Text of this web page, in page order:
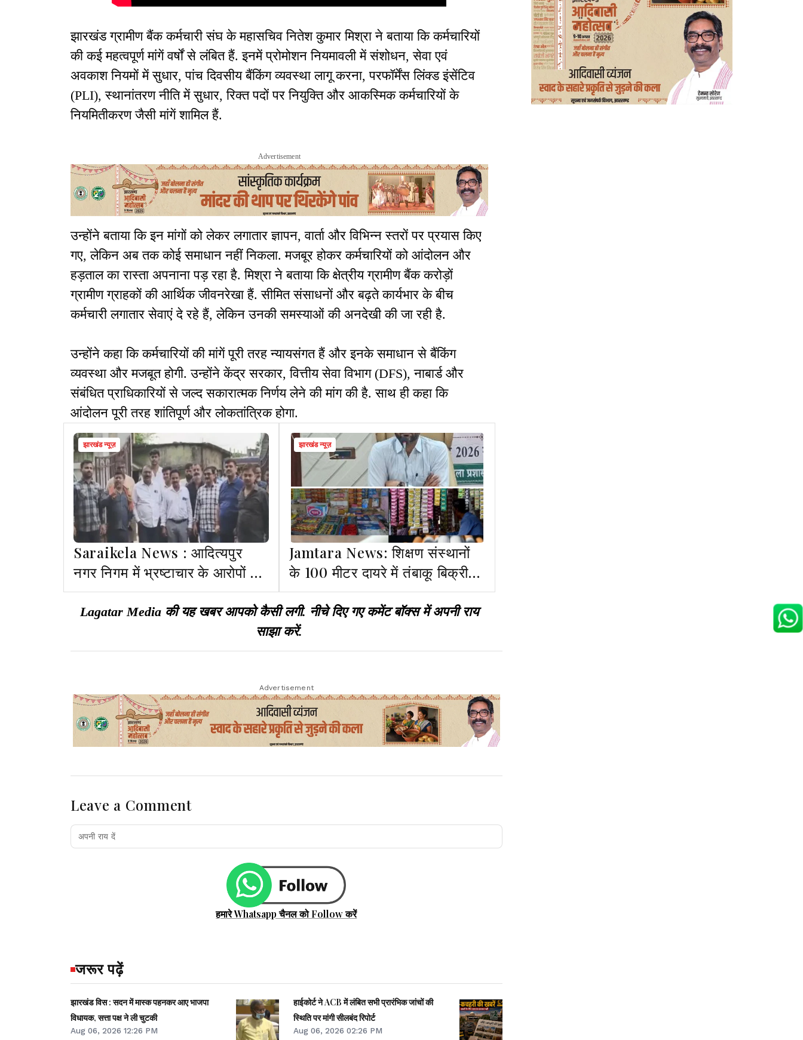
झारखंड ग्रामीण बैंक कर्मचारी संघ के महासचिव नितेश कुमार मिश्रा ने बताया कि कर्मचारियों
की कई महत्वपूर्ण मांगें वर्षों से लंबित हैं. इनमें प्रोमोशन नियमावली में संशोधन, सेवा एवं
अवकाश नियमों में सुधार, पांच दिवसीय बैंकिंग व्यवस्था लागू करना, परफॉर्मेंस लिंक्ड इंसेंटिव
(PLI), स्थानांतरण नीति में सुधार, रिक्त पदों पर नियुक्ति और आकस्मिक कर्मचारियों के
नियमितीकरण जैसी मांगें शामिल हैं.
Advertisement
उन्होंने बताया कि इन मांगों को लेकर लगातार ज्ञापन, वार्ता और विभिन्न स्तरों पर प्रयास किए
गए, लेकिन अब तक कोई समाधान नहीं निकला. मजबूर होकर कर्मचारियों को आंदोलन और
हड़ताल का रास्ता अपनाना पड़ रहा है. मिश्रा ने बताया कि क्षेत्रीय ग्रामीण बैंक करोड़ों
ग्रामीण ग्राहकों की आर्थिक जीवनरेखा हैं. सीमित संसाधनों और बढ़ते कार्यभार के बीच
कर्मचारी लगातार सेवाएं दे रहे हैं, लेकिन उनकी समस्याओं की अनदेखी की जा रही है.
उन्होंने कहा कि कर्मचारियों की मांगें पूरी तरह न्यायसंगत हैं और इनके समाधान से बैंकिंग
व्यवस्था और मजबूत होगी. उन्होंने केंद्र सरकार, वित्तीय सेवा विभाग (DFS), नाबार्ड और
संबंधित प्राधिकारियों से जल्द सकारात्मक निर्णय लेने की मांग की है. साथ ही कहा कि
आंदोलन पूरी तरह शांतिपूर्ण और लोकतांत्रिक होगा.
झारखंड न्यूज़
Saraikela News : आदित्यपुर
नगर निगम में भ्रष्टाचार के आरोपों से
मचा बवाल, 30 संवेदक आंदोलन पर
झारखंड न्यूज़
Jamtara News: शिक्षण संस्थानों
के 100 मीटर दायरे में तंबाकू बिक्री
पर सख्ती, DC ने दिए निर्देश
Lagatar Media की यह खबर आपको कैसी लगी. नीचे दिए गए कमेंट बॉक्स में अपनी राय
साझा करें.
Advertisement
Leave a Comment
हमारे Whatsapp चैनल को Follow करें
जरूर पढ़ें
झारखंड विस : सदन में मास्क पहनकर आए भाजपा
विधायक, सत्ता पक्ष ने ली चुटकी
Aug 06, 2026 12:26 PM
हाईकोर्ट ने ACB में लंबित सभी प्रारंभिक जांचों की
स्थिति पर मांगी सीलबंद रिपोर्ट
Aug 06, 2026 02:26 PM